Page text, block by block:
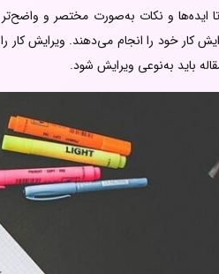
ایده‌ها و نکات به‌صورت مختصر و
کار خود را انجام می‌دهند. ویرایش
باید به‌نوعی ویرایش شود.